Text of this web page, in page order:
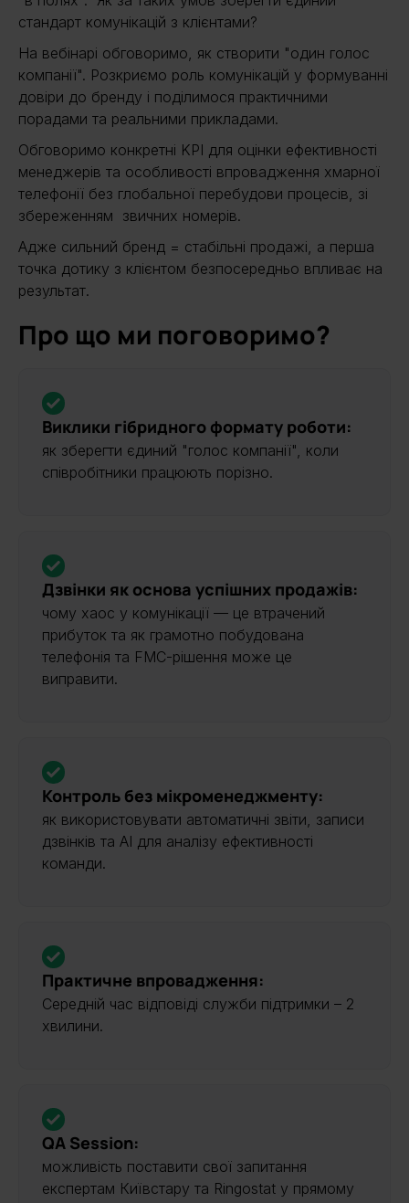
стандарт комунікацій з клієнтами?
На вебінарі обговоримо, як створити "один голос
компанії". Розкриємо роль комунікацій у формуванні
довіри до бренду і поділимося практичними
порадами та реальними прикладами.
Обговоримо конкретні KPI для оцінки ефективності
менеджерів та особливості впровадження хмарної
телефонії без глобальної перебудови процесів, зі
збереженням звичних номерів.
Адже сильний бренд = стабільні продажі, а перша
точка дотику з клієнтом безпосередньо впливає на
результат.
Про що ми поговоримо?
Виклики гібридного формату роботи:
як зберегти єдиний "голос компанії", коли
співробітники працюють порізно.
Дзвінки як основа успішних продажів:
чому хаос у комунікації — це втрачений
прибуток та як грамотно побудована
телефонія та FMC-рішення може це
виправити.
Контроль без мікроменеджменту:
як використовувати автоматичні звіти, записи
дзвінків та AI для аналізу ефективності
команди.
Практичне впровадження:
Середній час відповіді служби підтримки – 2
хвилини.
QA Session:
можливість поставити свої запитання
експертам Київстару та Ringostat у прямому